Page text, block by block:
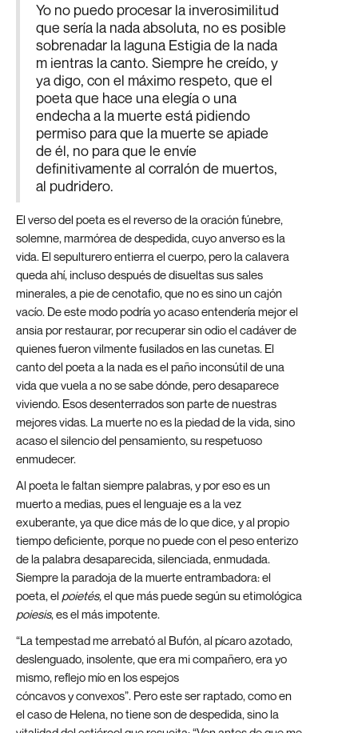
Yo no puedo procesar la inverosimilitud
que sería la nada absoluta, no es posible
sobrenadar la laguna Estigia de la nada
m ientras la canto. Siempre he creído, y
ya digo, con el máximo respeto, que el
poeta que hace una elegía o una
endecha a la muerte está pidiendo
permiso para que la muerte se apiade
de él, no para que le envíe
definitivamente al corralón de muertos,
al pudridero.
El verso del poeta es el reverso de la oración fúnebre,
solemne, marmórea de despedida, cuyo anverso es la
vida. El sepulturero entierra el cuerpo, pero la calavera
queda ahí, incluso después de disueltas sus sales
minerales, a pie de cenotafio, que no es sino un cajón
vacío. De este modo podría yo acaso entendería mejor el
ansia por restaurar, por recuperar sin odio el cadáver de
quienes fueron vilmente fusilados en las cunetas. El
canto del poeta a la nada es el paño inconsútil de una
vida que vuela a no se sabe dónde, pero desaparece
viviendo. Esos desenterrados son parte de nuestras
mejores vidas. La muerte no es la piedad de la vida, sino
acaso el silencio del pensamiento, su respetuoso
enmudecer.
Al poeta le faltan siempre palabras, y por eso es un
muerto a medias, pues el lenguaje es a la vez
exuberante, ya que dice más de lo que dice, y al propio
tiempo deficiente, porque no puede con el peso enterizo
de la palabra desaparecida, silenciada, enmudada.
Siempre la paradoja de la muerte entrambadora: el
poeta, el poietés,el que más puede según su etimológica
poiesis, es el más impotente.
“La tempestad me arrebató al Bufón, al pícaro azotado,
deslenguado, insolente, que era mi compañero, era yo
mismo, reflejo mío en los espejos
cóncavos y convexos”. Pero este ser raptado, como en
el caso de Helena, no tiene son de despedida, sino la